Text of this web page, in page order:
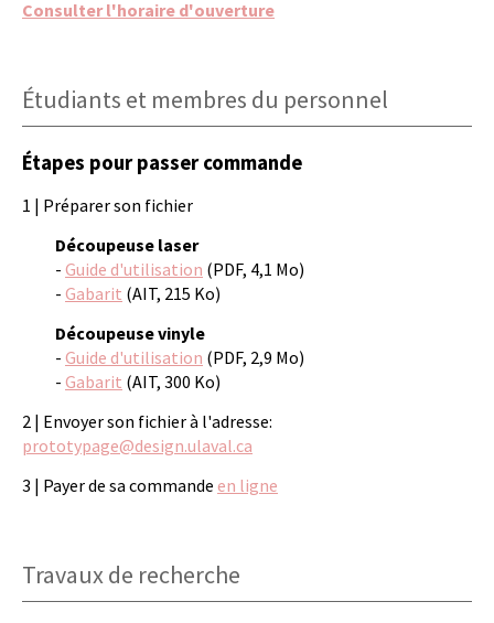
Consulter l'horaire d'ouverture
Étudiants et membres du personnel
Étapes pour passer commande
1 | Préparer son fichier
Découpeuse laser
- Guide d'utilisation (PDF, 4,1 Mo)
- Gabarit (AIT, 215 Ko)
Découpeuse vinyle
- Guide d'utilisation (PDF, 2,9 Mo)
- Gabarit (AIT, 300 Ko)
2 | Envoyer son fichier à l'adresse:
prototypage@design.ulaval.ca
3 | Payer de sa commande en ligne
Travaux de recherche